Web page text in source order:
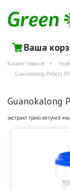
Ваша
Каталог товаров
Guanokalong Pellets
Guanokalong
экстракт гуано летучей